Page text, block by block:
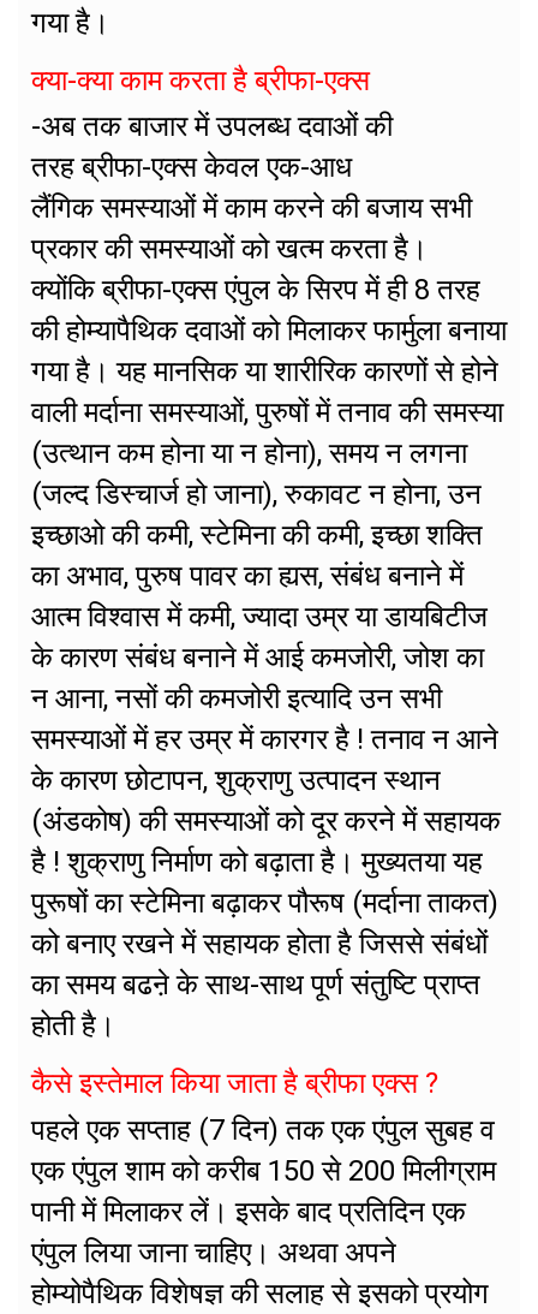
गया है।
क्या-क्या काम करता है ब्रीफा-एक्स
-अब तक बाजार में उपलब्ध दवाओं की
तरह ब्रीफा-एक्स केवल एक-आध
लैंगिक समस्याओं में काम करने की बजाय सभी
प्रकार की समस्याओं को खत्म करता है।
क्योंकि ब्रीफा-एक्स एंपुल के सिरप में ही 8 तरह
की होम्यापैथिक दवाओं को मिलाकर फार्मुला बनाया
गया है। यह मानसिक या शारीरिक कारणों से होने
वाली मर्दाना समस्याओं, पुरुषों में तनाव की समस्या
(उत्थान कम होना या न होना), समय न लगना
(जल्द डिस्चार्ज हो जाना), रुकावट न होना, उन
इच्छाओ की कमी, स्टेमिना की कमी, इच्छा शक्ति
का अभाव, पुरुष पावर का ह्यस, संबंध बनाने में
आत्म विश्वास में कमी, ज्यादा उम्र या डायबिटीज
के कारण संबंध बनाने में आई कमजोरी, जोश का
न आना, नसों की कमजोरी इत्यादि उन सभी
समस्याओं में हर उम्र में कारगर है ! तनाव न आने
के कारण छोटापन, शुक्राणु उत्पादन स्थान
(अंडकोष) की समस्याओं को दूर करने में सहायक
है ! शुक्राणु निर्माण को बढ़ाता है। मुख्यतया यह
पुरूषों का स्टेमिना बढ़ाकर पौरूष (मर्दाना ताकत)
को बनाए रखने में सहायक होता है जिससे संबंधों
का समय बढऩे के साथ-साथ पूर्ण संतुष्टि प्राप्त
होती है।
कैसे इस्तेमाल किया जाता है ब्रीफा एक्स ?
पहले एक सप्ताह (7 दिन) तक एक एंपुल सुबह व
एक एंपुल शाम को करीब 150 से 200 मिलीग्राम
पानी में मिलाकर लें। इसके बाद प्रतिदिन एक
एंपुल लिया जाना चाहिए। अथवा अपने
होम्योपैथिक विशेषज्ञ की सलाह से इसको प्रयोग